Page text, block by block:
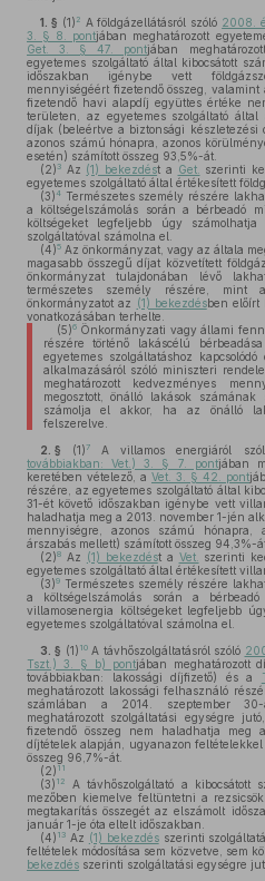
1. § (1) 2 A földgázellátásról szóló 2008.
3. § 8. pontjában meghatározott
Get. 3. § 47. pontjában
egyetemes szolgáltató által kibocsátott
időszakban igénybe vett
mennyiségéért fizetendő összeg,
fizetendő havi alapdíj együttes értéke
területen, az egyetemes szolgáltató
díjak (beleértve a biztonsági készletezési
azonos számú hónapra, azonos
esetén) számított összeg 93,5%-át.
(2) 3 Az (1) bekezdést a Get.
szerinti
egyetemes szolgáltató által értékesített
(3)4 Természetes személy részére
a költségelszámolás során a bérbeadó
költségeket legfeljebb úgy
szolgáltatóval számolna el.
(4)5 Az önkormányzat, vagy az általa
magasabb összegű díjat közvetített
önkormányzat tulajdonában lévő
természetes személy részére, mint
önkormányzatot az (1) bekezdésben előírt
vonatkozásában terhelte.
(5)6Önkormányzati vagy állami
részére történő lakáscélú
egyetemes szolgáltatáshoz
alkalmazásáról szóló miniszteri
meghatározott kedvezményes
megosztott, önálló lakások
számolja el akkor, ha az önálló
felszerelve.
2. § (1)7 A villamos energiáról
továbbiakban: Vet.) 3. § 7. pontjában
keretében vételező, a Vet. 3. § 42. pont
részére, az egyetemes szolgáltató által
31-ét követő időszakban igénybe vett
haladhatja meg a 2013. november 1-jén
mennyiségre, azonos számú hónapra,
árszabás mellett) számított összeg 94,3%-
(2)8 Az (1) bekezdést a Vet.
szerinti
egyetemes szolgáltató által értékesített
(3)9 Természetes személy részére
a költségelszámolás során a
villamosenergia költségeket legfeljebb
egyetemes szolgáltatóval számolna el.
3. § (1) 10A távhőszolgáltatásról szóló
Tszt.) 3. § b) pontjában meghatározott
továbbiakban: lakossági díjfizető) és a
meghatározott lakossági felhasználó
számlában a 2014. szeptember 30-
meghatározott szolgáltatási egységre
fizetendő összeg nem haladhatja meg
díjtételek alapján, ugyanazon feltételekkel
összeg 96,7%-át.
(2) 11
(3) 12
A távhőszolgáltató a kibocsátott
mezőben kiemelve feltüntetni a
megtakarítás összegét az elszámolt
január 1-je óta eltelt időszakban.
(4) 13 Az (1) bekezdésszerinti
feltételek módosítása sem közvetve, sem
bekezdés szerinti szolgáltatási egységre